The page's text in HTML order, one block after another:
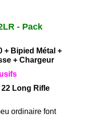
- Pack
+ Bipied Métal +
+ Chargeur
Long Rifle
ordinaire font